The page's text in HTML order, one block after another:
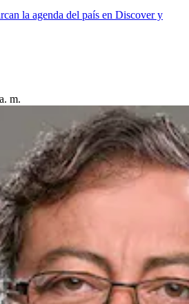
la agenda del país en Discover y
m.